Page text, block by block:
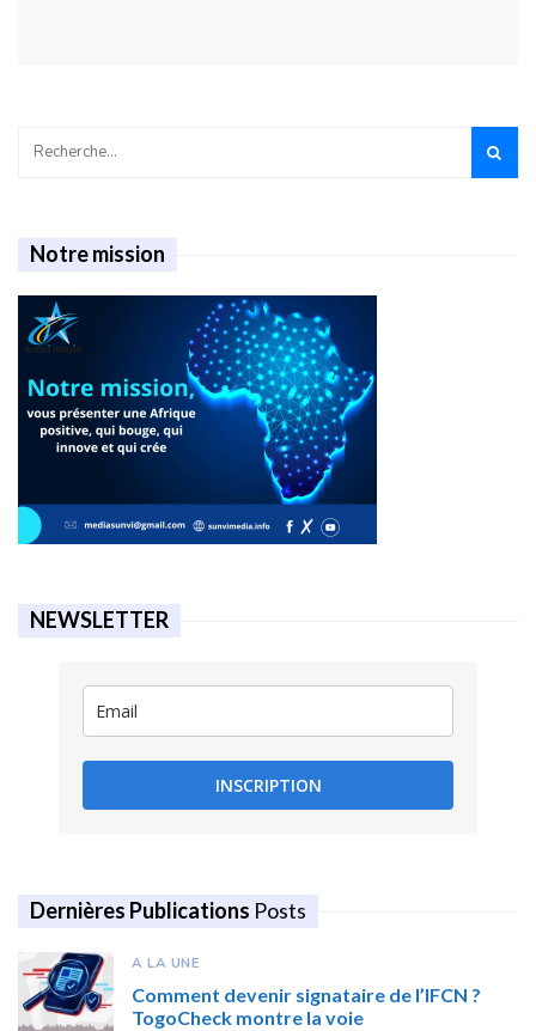
Notre mission
NEWSLETTER
INSCRIPTION
Dernières Publications Posts
A LA UNE
Comment devenir signataire de l’IFCN ?
TogoCheck montre la voie